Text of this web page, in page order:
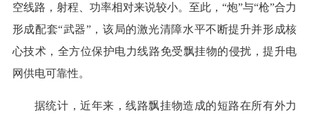
空线路，射程、功率相对来说较小。至此，“炮”与“枪”合力
形成配套“武器”，该局的激光清障水平不断提升并形成核
心技术，全方位保护电力线路免受飘挂物的侵扰，提升电
网供电可靠性。
据统计，近年来，线路飘挂物造成的短路在所有外力